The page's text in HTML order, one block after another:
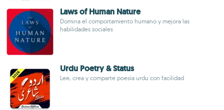
Laws of Human Nature
Domina el comportamiento humano y mejora las
habilidades sociales
Urdu Poetry & Status
Lee, crea y comparte poesía urdu con facilidad